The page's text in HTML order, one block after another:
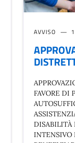
AVVISO
FAVORE DI
DISABILITÀ
INTENSIVO